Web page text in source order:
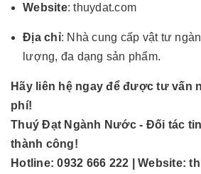
Website:thuydat.com
Địa chỉ: Nhà cung cấp vật tư
lượng, đa dạng sản phẩm.
Hãy liên hệ ngay để được tư vấn
phí!
Thuý Đạt Ngành Nước - Đối tác
thành công!
Hotline: 0932 666 222 | Website: